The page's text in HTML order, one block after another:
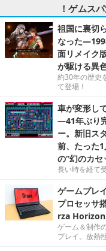
！ゲムス
祖国に裏切
なった
面リメイク
が駆ける異
約30年の歴史
て登場！
車が変形し
―41年ぶり
ー。新旧ス
前、たった
の“幻のカセ
長い時を経て
ゲームプレ
プロセッサ
rza Horizon
ゲーム＆制作
プレイ。放熱